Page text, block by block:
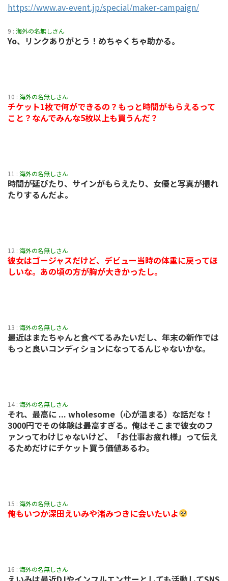
https://www.av-event.jp/special/maker-campaign/
9 : 海外の名無しさん
Yo、リンクありがとう！めちゃくちゃ助かる。
10 : 海外の名無しさん
チケット1枚で何ができるの？もっと時間がもらえるって
こと？なんでみんな5枚以上も買うんだ？
11 : 海外の名無しさん
時間が延びたり、サインがもらえたり、女優と写真が撮れ
たりするんだよ。
12 : 海外の名無しさん
彼女はゴージャスだけど、デビュー当時の体重に戻ってほ
しいな。あの頃の方が胸が大きかったし。
13 : 海外の名無しさん
最近はまたちゃんと食べてるみたいだし、年末の新作では
もっと良いコンディションになってるんじゃないかな。
14 : 海外の名無しさん
それ、最高に ... wholesome（心が温まる）な話だな！
3000円でその体験は最高すぎる。俺はそこまで彼女のフ
ァンってわけじゃないけど、「お仕事お疲れ様」って伝え
るためだけにチケット買う価値あるわ。
15 : 海外の名無しさん
俺もいつか深田えいみや渚みつきに会いたいよ
16 : 海外の名無しさん